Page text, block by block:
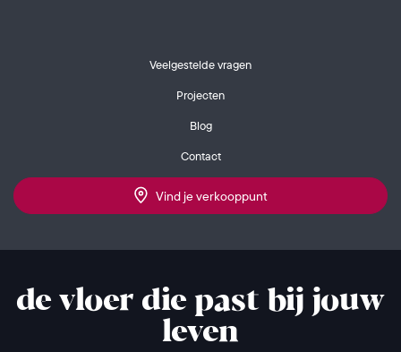
Veelgestelde vragen
Projecten
Blog
Contact
Vind je verkooppunt
de vloer die past bij jouw
leven